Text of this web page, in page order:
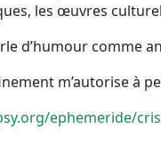
les œuvres
d’humour comme
m’autorise à
ephemeride/